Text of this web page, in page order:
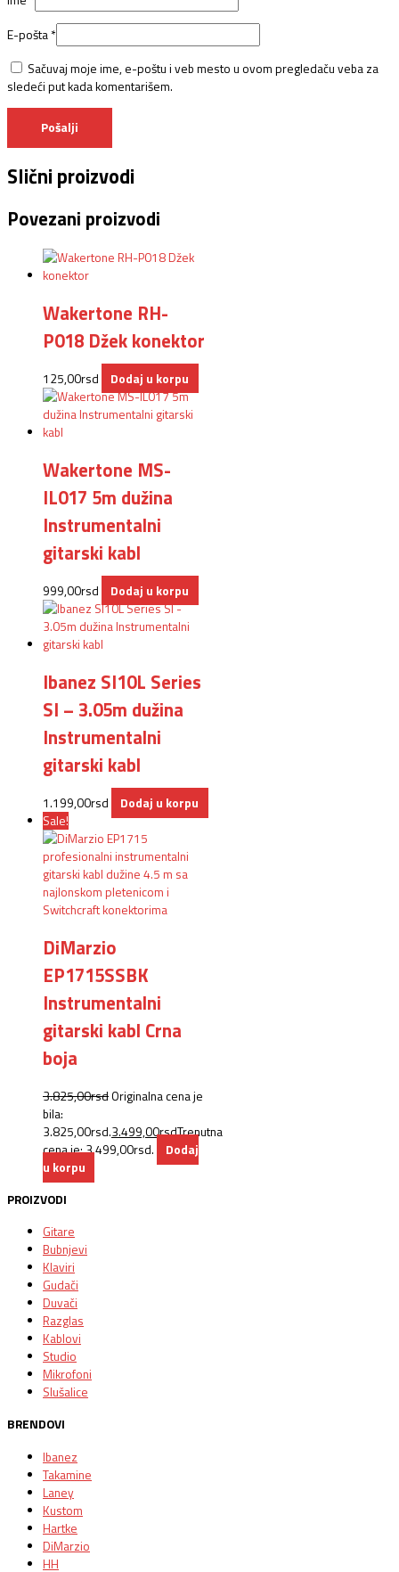
E-pošta *
Sačuvaj moje ime, e-poštu i veb mesto u ovom pregledaču veba za
sledeći put kada komentarišem.
Slični proizvodi
Povezani proizvodi
Wakertone RH-
P018 Džek konektor
125,00rsd Dodaj u korpu
Wakertone MS-
IL017 5m dužina
Instrumentalni
gitarski kabl
999,00rsd Dodaj u korpu
Ibanez SI10L Series
SI – 3.05m dužina
Instrumentalni
gitarski kabl
1.199,00rsd
Dodaj u korpu
Sale!
DiMarzio
EP1715SSBK
Instrumentalni
gitarski kabl Crna
boja
3.825,00rsd Originalna cena je
bila:
3.825,00rsd.3.499,00rsdTrenutna
cena je: 3.499,00rsd.
Dodaj
u korpu
PROIZVODI
Gitare
Bubnjevi
Klaviri
Gudači
Duvači
Razglas
Kablovi
Studio
Mikrofoni
Slušalice
BRENDOVI
Ibanez
Takamine
Laney
Kustom
Hartke
DiMarzio
HH